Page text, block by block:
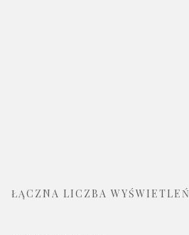
ŁĄCZNA LICZBA WYŚWIETLEŃ